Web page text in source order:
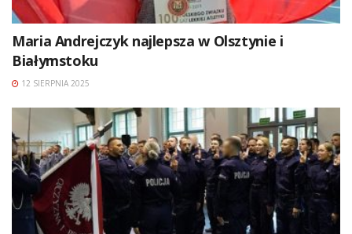
Maria Andrejczyk najlepsza w Olsztynie i
Białymstoku
12 SIERPNIA 2025